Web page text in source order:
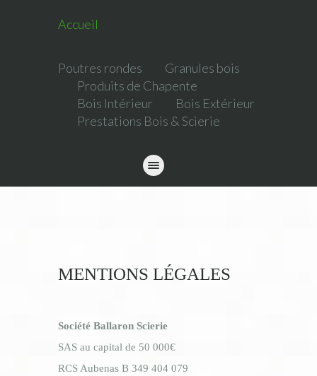
Accueil
Poutres rondes
Granules bois
Produits de Chapente
Bois Intérieur
Bois Extérieur
Prestations Bois & Scierie
MENTIONS LÉGALES
Société Ballaron Scierie
​SAS au capital de 50 000€
​RCS Aubenas B 349 404 079